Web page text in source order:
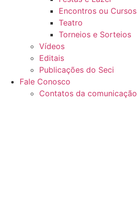
Encontros ou Cursos
Teatro
Torneios e Sorteios
Vídeos
Editais
Publicações do Seci
Fale Conosco
Contatos da